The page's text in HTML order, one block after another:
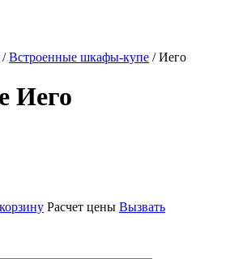
/Встроенные шкафы-купе / Иего
Иего
Расчет цены Вызвать